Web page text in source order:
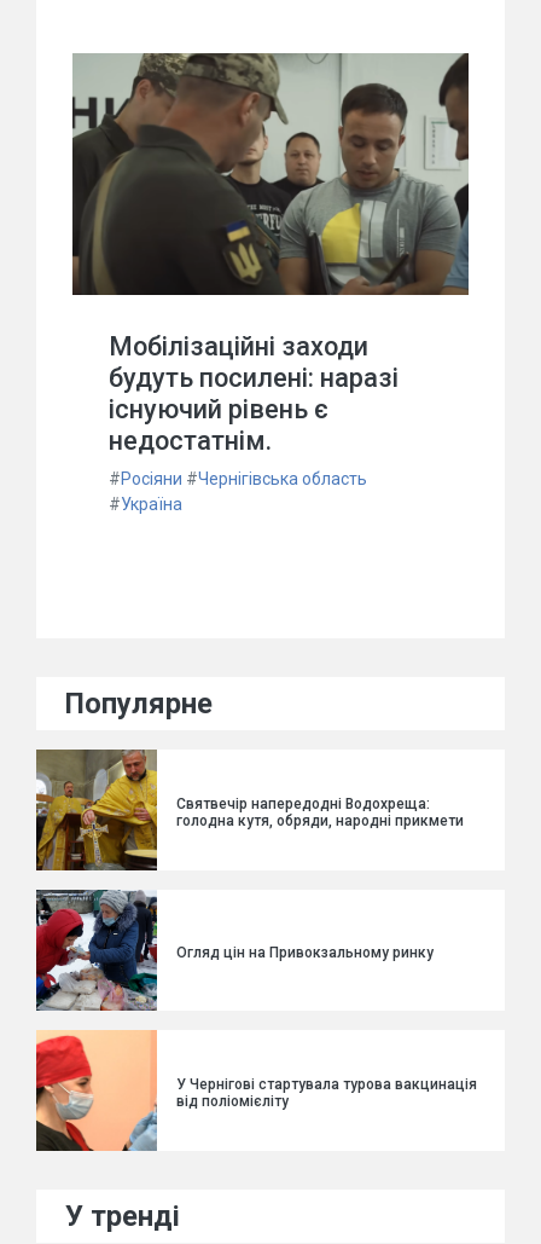
Мобілізаційні заходи
будуть посилені: наразі
існуючий рівень є
недостатнім.
#Росіяни #Чернігівська область
#Україна
Популярне
Святвечір напередодні Водохреща:
голодна кутя, обряди, народні прикмети
Огляд цін на Привокзальному ринку
У Чернігові стартувала турова вакцинація
від поліомієліту
У тренді